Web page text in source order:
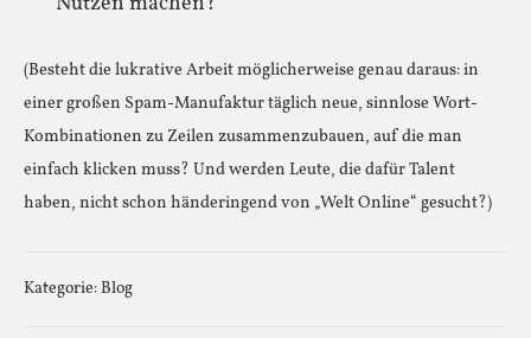
(Besteht die lukrative Arbeit möglicherweise genau daraus: in
einer großen Spam-Manufaktur täglich neue, sinnlose Wort-
Kombinationen zu Zeilen zusammenzubauen, auf die man
einfach klicken muss? Und werden Leute, die dafür Talent
haben, nicht schon händeringend von „Welt Online“ gesucht?)
Kategorie:Blog